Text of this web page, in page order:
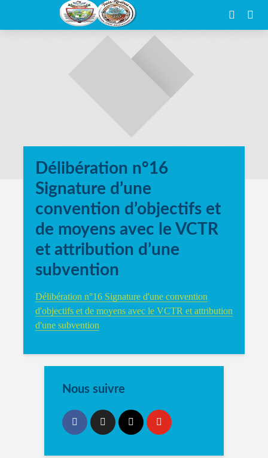
Délibération n°16
Signature d’une
convention d’objectifs et
de moyens avec le VCTR
et attribution d’une
subvention
Délibération n°16 Signature d'une convention
d'objectifs et de moyens avec le VCTR et attribution
d'une subvention
Nous suivre